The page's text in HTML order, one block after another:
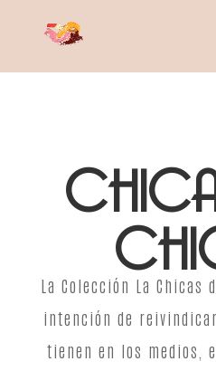
La Colección La Chicas
intención de
tienen en los medios,